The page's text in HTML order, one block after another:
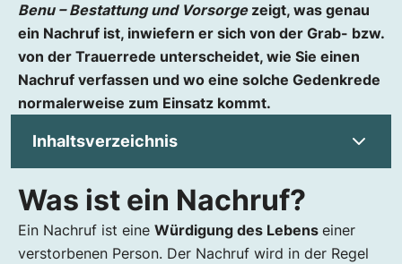
Benu – Bestattung und Vorsorgezeigt, was genau
ein Nachruf ist, inwiefern er sich von der Grab- bzw.
von der Trauerrede unterscheidet, wie Sie einen
Nachruf verfassen und wo eine solche Gedenkrede
normalerweise zum Einsatz kommt.
Inhaltsverzeichnis
Was ist ein Nachruf?
Nachruf, Trauerrede, Grabrede: Was ist was?
Wer verfasst den Nachruf?
Was ist ein Nachruf?
Ein Nachruf ist eine Würdigung des Lebens einer
verstorbenen Person. Der Nachruf wird in der Regel